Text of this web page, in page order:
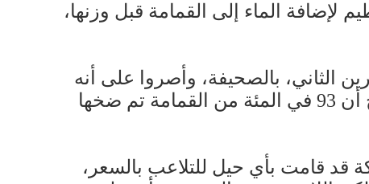
الماء إلى القمامة قبل وزنها،
الثاني، بالصحيفة، وأصروا على أنه
تم فرز جميع النفايات بشكل سليم. لكن البيانات الداخلية للمعمل من تموز 2018 توضح أن 93 في المئة من القمامة تم ضخها
قد قامت بأي حيل للتلاعب بالسعر،